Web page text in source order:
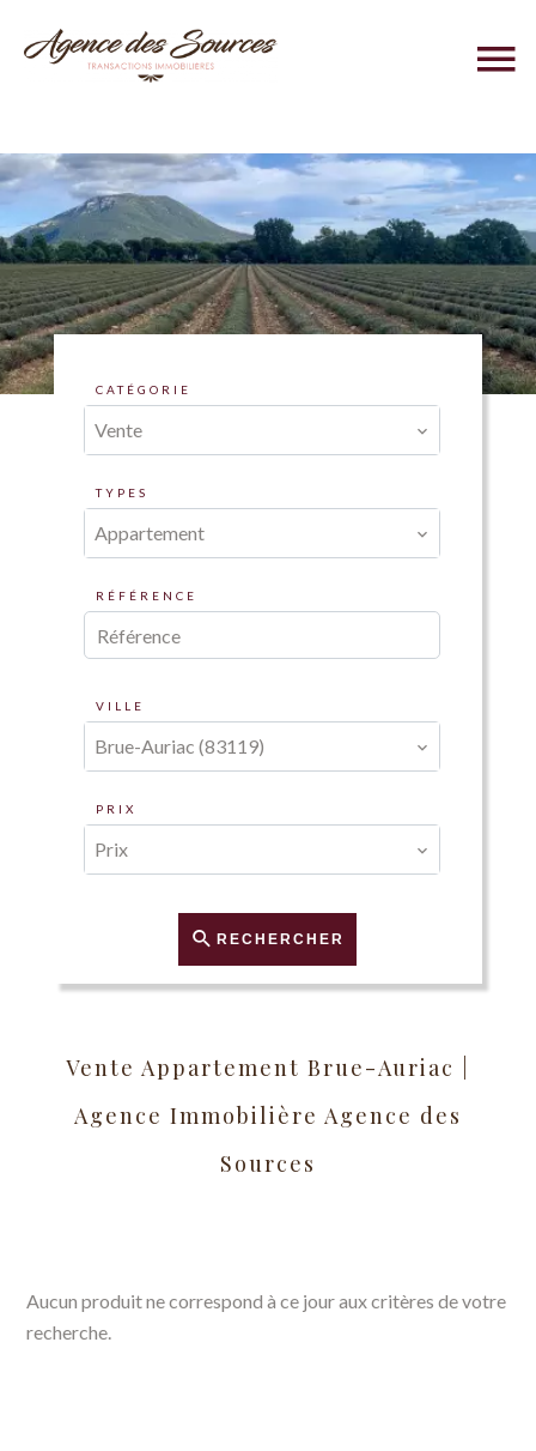
CATÉGORIE
Vente
TYPES
Appartement
RÉFÉRENCE
VILLE
Brue-Auriac (83119)
PRIX
Prix
RECHERCHER
Vente Appartement Brue-Auriac |
Agence Immobilière Agence des
Sources
Aucun produit ne correspond à ce jour aux critères de votre
recherche.